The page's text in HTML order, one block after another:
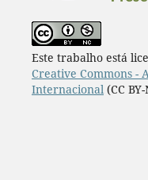
Este trabalho está
Creative Commons -
Internacional (CC